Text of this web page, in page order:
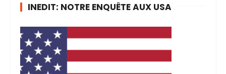
INEDIT: NOTRE ENQUÊTE AUX USA